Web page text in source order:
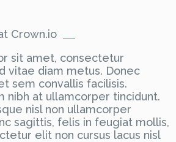
Crown.io
sit amet, consectetur
vitae diam metus. Donec
sem convallis facilisis.
nibh at ullamcorper tincidunt.
nisl non ullamcorper
sagittis, felis in feugiat mollis,
elit non cursus lacus nisl